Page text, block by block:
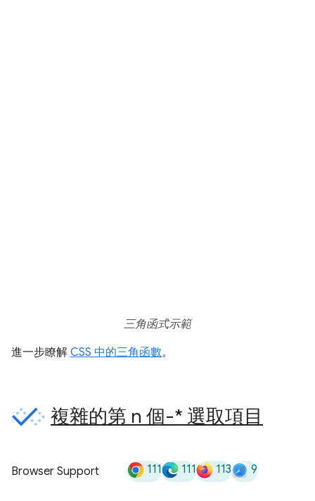
三角函式示範
進一步瞭解 CSS 中的三角函數。
複雜的第 n 個-* 選取項目
Browser Support 111 111 113 9